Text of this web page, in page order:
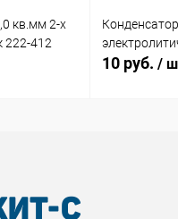
кв.мм 2-х
222-412
10 руб. /